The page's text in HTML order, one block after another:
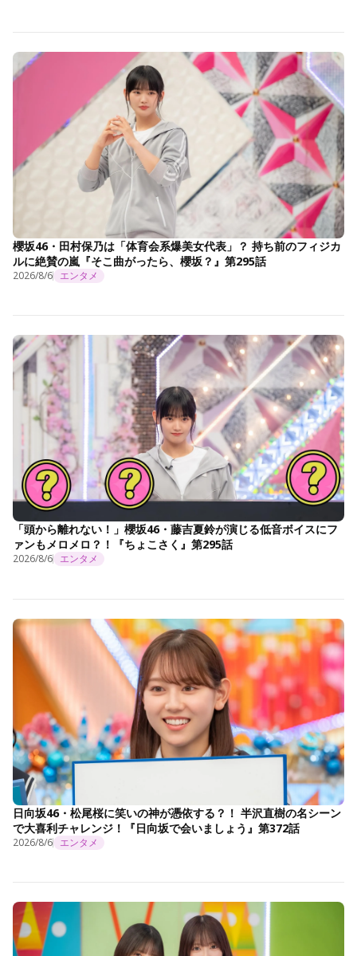
櫻坂46・田村保乃は「体育会系爆美女代表」？ 持ち前のフィジカ
ルに絶賛の嵐『そこ曲がったら、櫻坂？』第295話
2026/8/6 エンタメ
「頭から離れない！」櫻坂46・藤吉夏鈴が演じる低音ボイスにフ
ァンもメロメロ？！『ちょこさく』第295話
2026/8/6 エンタメ
日向坂46・松尾桜に笑いの神が憑依する？！ 半沢直樹の名シーン
で大喜利チャレンジ！『日向坂で会いましょう』第372話
2026/8/6 エンタメ